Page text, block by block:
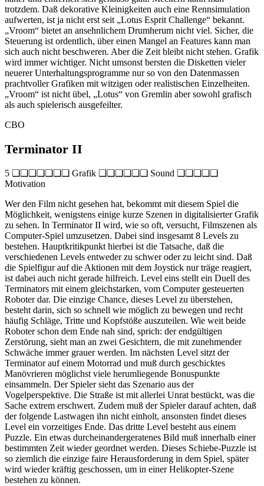
trotzdem. Daß dekorative Kleinigkeiten auch eine Rennsimulation
aufwerten, ist ja nicht erst seit „Lotus Esprit Challenge“ bekannt.
„Vroom“ bietet an ansehnlichem Drumherum nicht viel. Sicher, die
Steuerung ist ordentlich, über einen Mangel an Features kann man
sich auch nicht beschweren. Aber die Zeit bleibt nicht stehen. Grafik
wird immer wichtiger. Nicht umsonst bersten die Disketten vieler
neuerer Unterhaltungsprogramme nur so von den Datenmassen
prachtvoller Grafiken mit witzigen oder realistischen Einzelheiten.
„Vroom“ ist nicht übel, „Lotus“ von Gremlin aber sowohl grafisch
als auch spielerisch ausgefeilter.
CBO
Terminator II
5 ❏❏❏❏❏❏❏ Grafik ❏❏❏❏❏❏ Sound ❏❏❏❏❏
Motivation
Wer den Film nicht gesehen hat, bekommt mit diesem Spiel die
Möglichkeit, wenigstens einige kurze Szenen in digitalisierter Grafik
zu sehen. In Terminator II wird, wie so oft, versucht, Filmszenen als
Computer-Spiel umzusetzen. Dabei sind insgesamt 8 Levels zu
bestehen. Hauptkritikpunkt hierbei ist die Tatsache, daß die
verschiedenen Levels entweder zu schwer oder zu leicht sind. Daß
die Spielfigur auf die Aktionen mit dem Joystick nur träge reagiert,
ist dabei auch nicht gerade hilfreich. Level eins stellt ein Duell des
Terminators mit einem gleichstarken, vom Computer gesteuerten
Roboter dar. Die einzige Chance, dieses Level zu überstehen,
besteht darin, sich so schnell wie möglich zu bewegen und recht
häufig Schläge, Tritte und Kopfstöße auszuteilen. Wie weit beide
Roboter schon dem Ende nah sind, sprich: der endgültigen
Zerstörung, sieht man an zwei Gesichtern, die mit zunehmender
Schwäche immer grauer werden. Im nächsten Level sitzt der
Terminator auf einem Motorrad und muß durch geschicktes
Manövrieren möglichst viele herumliegende Bonuspunkte
einsammeln. Der Spieler sieht das Szenario aus der
Vogelperspektive. Die Straße ist mit allerlei Unrat bestückt, was die
Sache extrem erschwert. Zudem muß der Spieler darauf achten, daß
der folgende Lastwagen ihn nicht einholt, ansonsten findet dieses
Level ein vorzeitiges Ende. Das dritte Level besteht aus einem
Puzzle. Ein etwas durcheinandergeratenes Bild muß innerhalb einer
bestimmten Zeit wieder geordnet werden. Dieses Schiebe-Puzzle ist
so ziemlich die einzige faire Herausforderung in dem Spiel, später
wird wieder kräftig geschossen, um in einer Helikopter-Szene
bestehen zu können.